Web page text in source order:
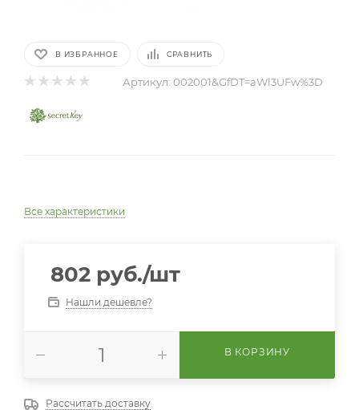
В ИЗБРАННОЕ СРАВНИТЬ
Артикул: 002001&GfDT=aWl3UFw%3D
Все характеристики
802 руб./шт
Нашли дешевле?
В КОРЗИНУ
Рассчитать доставку